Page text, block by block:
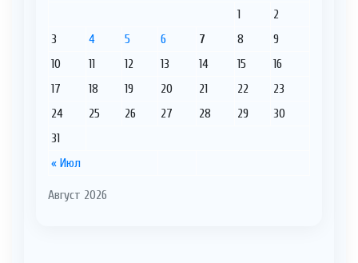
Август 2026
« Июл
1
2
3
4 5 6 7 8
9
10
11 12 13 14 15
16
17
18 19 20 21 22
23
24
25 26 27 28 29
30
31